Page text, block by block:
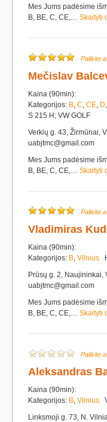
Mes Jums padėsime
B, BE, C, CE,… Skaityti
Palikite
Mečislav
Kaina (90min):
Kategorijos: B, C, CE, D,
S 215 H; VW GOLF
Verkių g. 43, Žirmūnai,
uabjtmc@gmail.com
Mes Jums padėsime
B, BE, C, CE,… Skaityti
Palikite
Vladimiras
Kaina (90min):
Kategorijos: B, Vilnius
Prūsų g. 2,
uabjtmc@gmail.com
Mes Jums padėsime
B, BE, C, CE,… Skaityti
Palikite
Aleksandras
Kaina (90min):
Kategorijos: B, Vilnius
Linksmoji g. 73, N.